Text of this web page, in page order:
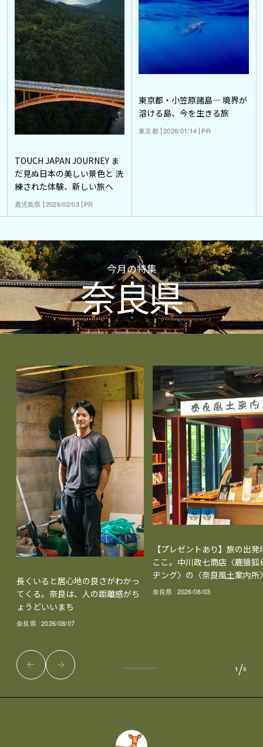
TOUCH JAPAN JOURNEY ま
だ見ぬ日本の美しい景色と 洗
練された体験、新しい旅へ
鹿児島県 2026/02/03 PR
東京都・小笠原諸島― 境界が
溶ける島、今を生きる旅
東京都 2026/01/14 PR
今月の特集
奈良県
長くいると居心地の良さがわかっ
てくる。奈良は、人の距離感がち
ょうどいいまち
奈良県 2026/08/07
【プレゼントあり】旅の出発
ここ。中川政七商店〈鹿猿狐
ヂング〉の〈奈良風土案内所
奈良県 2026/08/03
1 /6